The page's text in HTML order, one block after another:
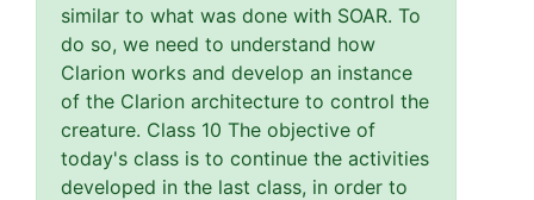
similar to what was done with SOAR. To
do so, we need to understand how
Clarion works and develop an instance
of the Clarion architecture to control the
creature. Class 10 The objective of
today's class is to continue the activities
developed in the last class, in order to